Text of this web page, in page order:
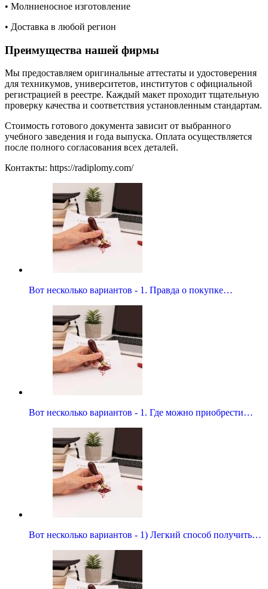
• Молниеносное изготовление
• Доставка в любой регион
Преимущества нашей фирмы
Мы предоставляем оригинальные аттестаты и удостоверения
для техникумов, университетов, институтов с официальной
регистрацией в реестре. Каждый макет проходит тщательную
проверку качества и соответствия установленным стандартам.
Стоимость готового документа зависит от выбранного
учебного заведения и года выпуска. Оплата осуществляется
после полного согласования всех деталей.
Контакты: https://radiplomy.com/
Вот несколько вариантов - 1. Правда о покупке…
Вот несколько вариантов - 1. Где можно приобрести…
Вот несколько вариантов - 1) Легкий способ получить…